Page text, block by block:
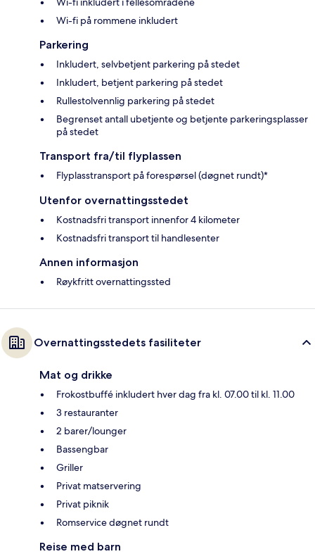
Wi-fi på rommene inkludert
Parkering
Inkludert, selvbetjent parkering på stedet
Inkludert, betjent parkering på stedet
Rullestolvennlig parkering på stedet
Begrenset antall ubetjente og betjente parkeringsplasser
på stedet
Transport fra/til flyplassen
Flyplasstransport på forespørsel (døgnet rundt)*
Utenfor overnattingsstedet
Kostnadsfri transport innenfor 4 kilometer
Kostnadsfri transport til handlesenter
Annen informasjon
Røykfritt overnattingssted
Overnattingsstedets fasiliteter
Mat og drikke
Frokostbuffé inkludert hver dag fra kl. 07.00 til kl. 11.00
3 restauranter
2 barer/lounger
Bassengbar
Griller
Privat matservering
Privat piknik
Romservice døgnet rundt
Reise med barn